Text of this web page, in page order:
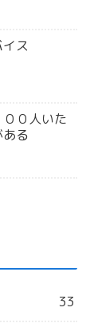
ス
０人いた
る
33